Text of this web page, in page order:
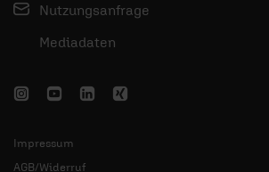
Nutzungsanfrage
Mediadaten
Impressum
AGB/Widerruf